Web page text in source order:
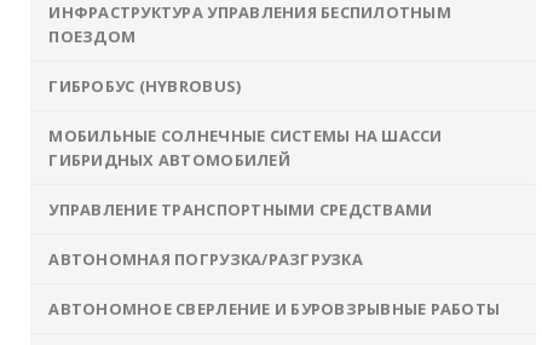
ИНФРАСТРУКТУРА УПРАВЛЕНИЯ БЕСПИЛОТНЫМ
ПОЕЗДОМ
ГИБРОБУС (HYBROBUS)
МОБИЛЬНЫЕ СОЛНЕЧНЫЕ СИСТЕМЫ НА ШАССИ
ГИБРИДНЫХ АВТОМОБИЛЕЙ
УПРАВЛЕНИЕ ТРАНСПОРТНЫМИ СРЕДСТВАМИ
АВТОНОМНАЯ ПОГРУЗКА/РАЗГРУЗКА
АВТОНОМНОЕ СВЕРЛЕНИЕ И БУРОВЗРЫВНЫЕ РАБОТЫ